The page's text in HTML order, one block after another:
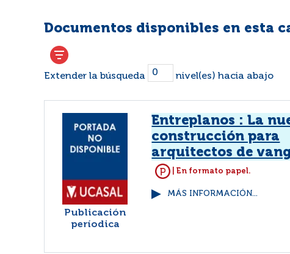
Documentos disponibles en esta
Extender la búsqueda nivel(es) hacia abajo
Publicación
períodica
Entreplanos : La
construcción para
arquitectos de
| En formato papel.
MÁS INFORMACIÓN...